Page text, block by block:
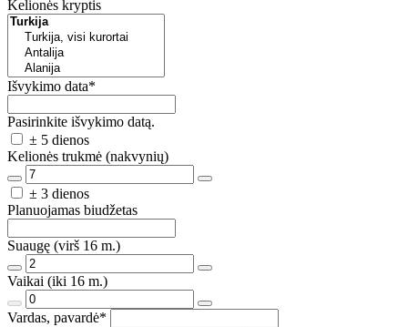
Kelionės kryptis
Išvykimo data*
Pasirinkite išvykimo datą.
± 5 dienos
Kelionės trukmė (nakvynių)
± 3 dienos
Planuojamas biudžetas
Suaugę (virš 16 m.)
Vaikai (iki 16 m.)
Vardas, pavardė*